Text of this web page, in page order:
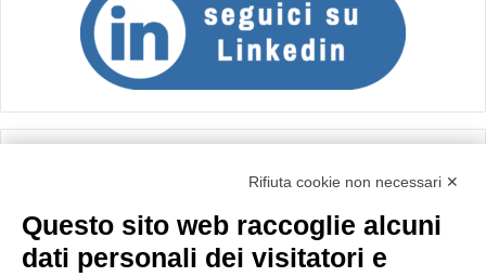
Importo netto (€):
Rifiuta cookie non necessari ✕
Questo sito web raccoglie alcuni
dati personali dei visitatori e